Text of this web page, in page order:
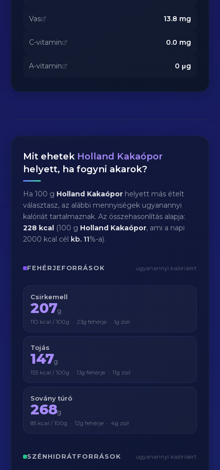
Vas 13.8 mg
C-vitamin 0.0 mg
A-vitamin 0 μg
Mit ehetek Holland Kakaópor
helyett, ha fogyni akarok?
Ha 100 g Holland Kakaópor helyett más ételt
választasz, az alábbi mennyiségek ugyanannyi
kalóriát tartalmaznak. Az összehasonlítás alapja:
228 kcal (100 g Holland Kakaópor, ami a napi
2000 kcal cél kb. 11%-a).
FEHÉRJEFORRÁSOK ugyanannyi kalóriáért
Csirkemell
207g
110 kcal / 100g · 23g fehérje · 1g zsír
Tojás
147g
155 kcal / 100g · 13g fehérje · 11g zsír
Sovány túró
268g
85 kcal / 100g · 12g fehérje · 4g zsír
SZÉNHIDRÁTFORRÁSOK ugyanannyi kalóriáért